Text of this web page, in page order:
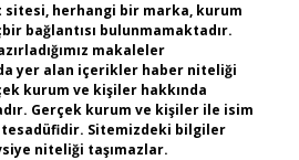
sitesi, herhangi bir marka, kurum
bağlantısı bulunmamaktadır.
makaleler
yer alan içerikler haber niteliği
kurum ve kişiler hakkında
Gerçek kurum ve kişiler ile isim
Sitemizdeki bilgiler
niteliği taşımazlar.